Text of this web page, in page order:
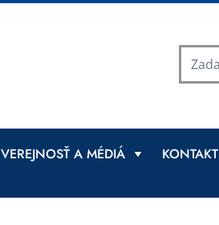
VEREJNOSŤ A MÉDIÁ KONTAKT